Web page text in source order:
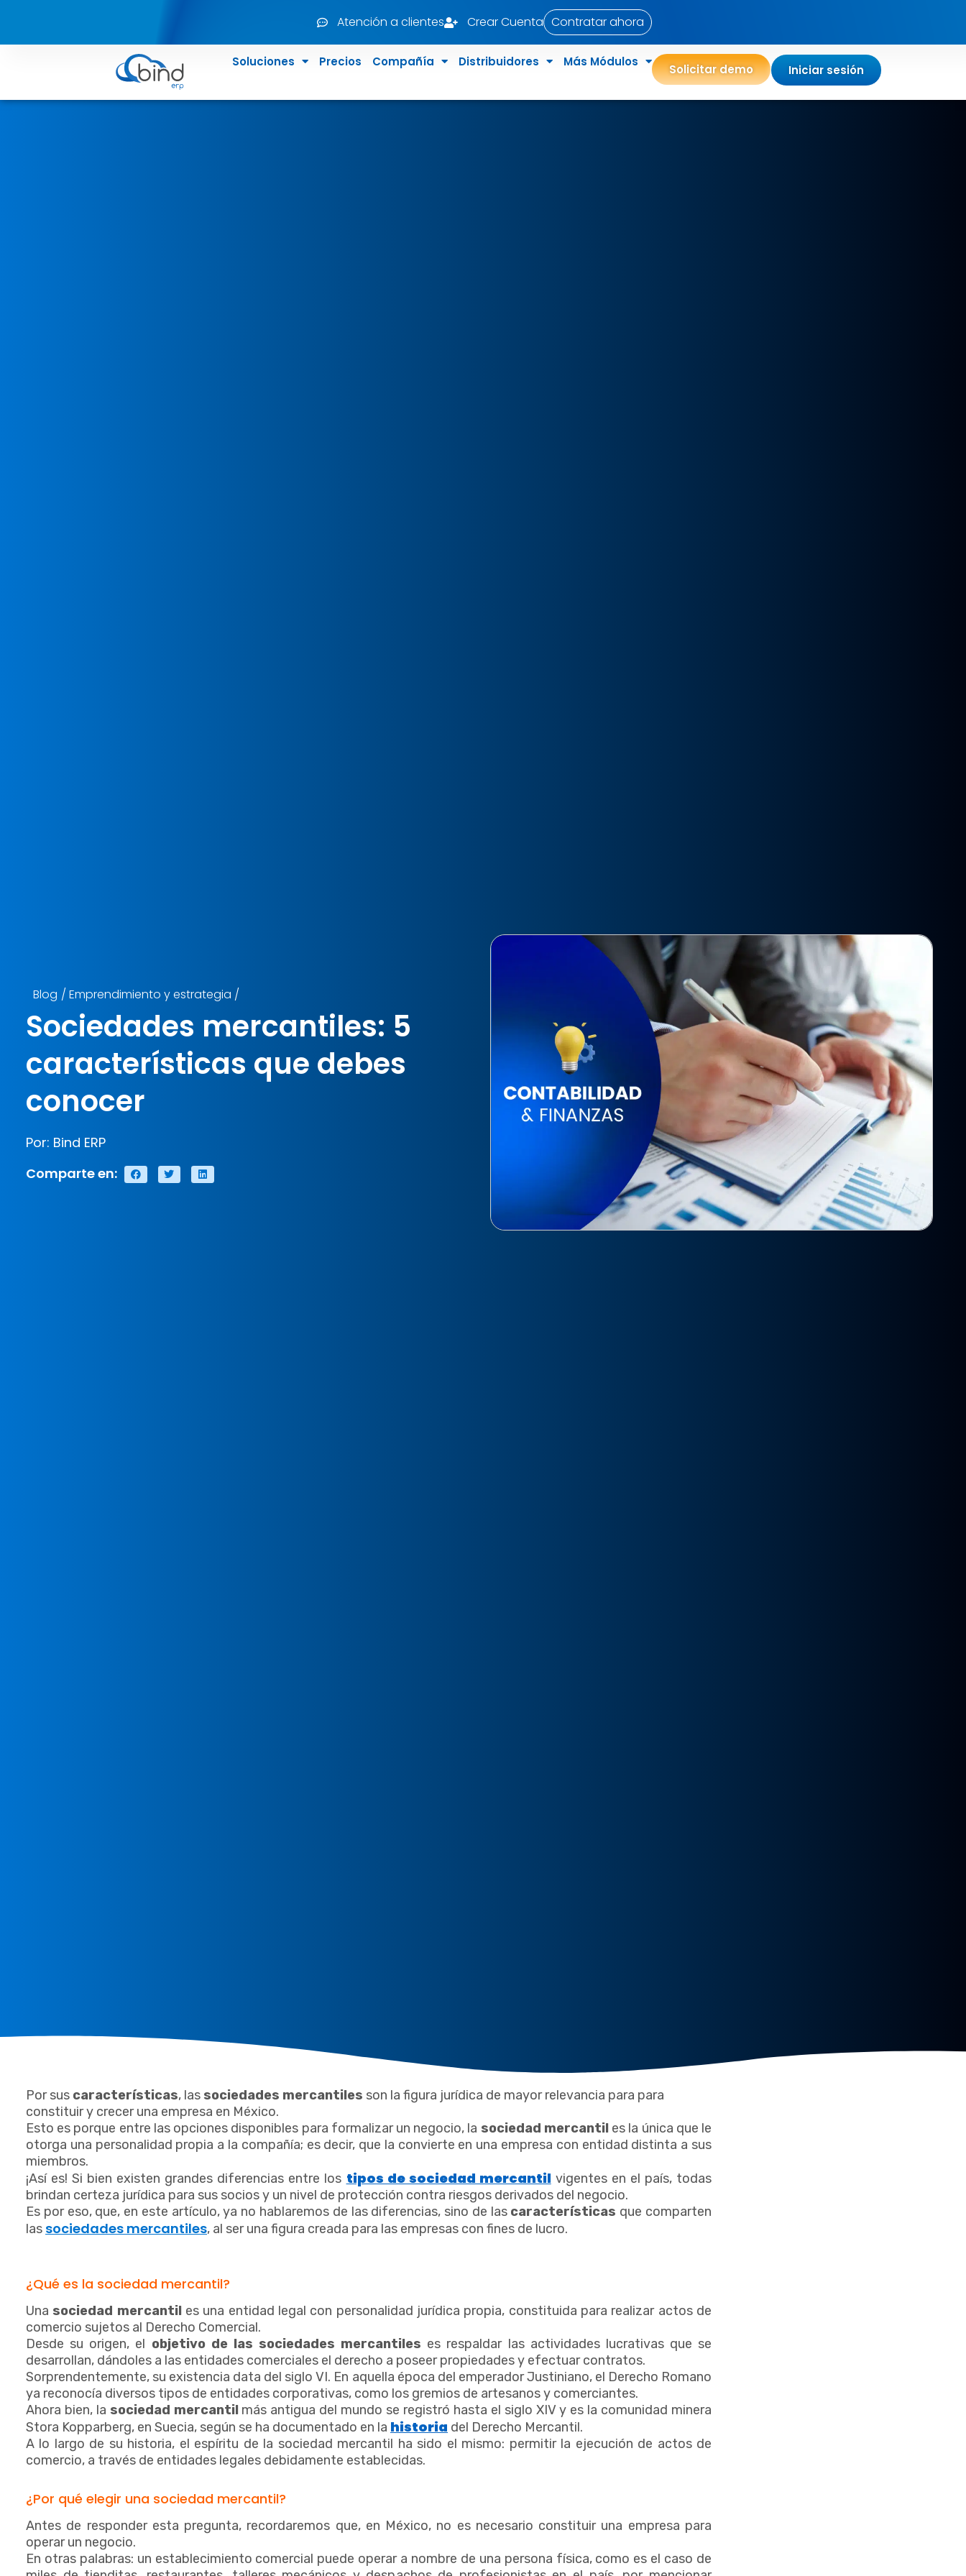
Atención a clientes Crear Cuenta Contratar ahora
Soluciones Precios Compañía Distribuidores Más Módulos
Solicitar demo Iniciar sesión
Blog / Emprendimiento y estrategia /
Sociedades mercantiles: 5
características que debes
conocer
Por: Bind ERP
Comparte en:
Por sus características, las sociedades mercantiles son la figura jurídica de mayor relevancia para para
constituir y crecer una empresa en México.
Esto es porque entre las opciones disponibles para formalizar un negocio, la sociedad mercantiles la única que le
otorga una personalidad propia a la compañía; es decir, que la convierte en una empresa con entidad distinta a sus
miembros.
¡Así es! Si bien existen grandes diferencias entre los tipos de sociedad mercantil vigentes en el país, todas
brindan certeza jurídica para sus socios y un nivel de protección contra riesgos derivados del negocio.
Es por eso, que, en este artículo, ya no hablaremos de las diferencias, sino de las características que comparten
las sociedades mercantiles, al ser una figura creada para las empresas con fines de lucro.
¿Qué es la sociedad mercantil?
Una sociedad mercantiles una entidad legal con personalidad jurídica propia, constituida para realizar actos de
comercio sujetos al Derecho Comercial.
Desde su origen, el objetivo de las sociedades mercantiles es respaldar las actividades lucrativas que se
desarrollan, dándoles a las entidades comerciales el derecho a poseer propiedades y efectuar contratos.
Sorprendentemente, su existencia data del siglo VI. En aquella época del emperador Justiniano, el Derecho Romano
ya reconocía diversos tipos de entidades corporativas, como los gremios de artesanos y comerciantes.
Ahora bien, la sociedad mercantilmás antigua del mundo se registró hasta el siglo XIV y es la comunidad minera
Stora Kopparberg, en Suecia, según se ha documentado en la historia del Derecho Mercantil.
A lo largo de su historia, el espíritu de la sociedad mercantil ha sido el mismo: permitir la ejecución de actos de
comercio, a través de entidades legales debidamente establecidas.
¿Por qué elegir una sociedad mercantil?
Antes de responder esta pregunta, recordaremos que, en México, no es necesario constituir una empresa para
operar un negocio.
En otras palabras: un establecimiento comercial puede operar a nombre de una persona física, como es el caso de